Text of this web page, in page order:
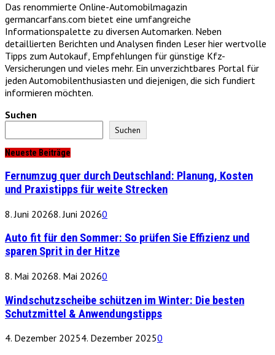
Das renommierte Online-Automobilmagazin
germancarfans.com bietet eine umfangreiche
Informationspalette zu diversen Automarken. Neben
detaillierten Berichten und Analysen finden Leser hier wertvolle
Tipps zum Autokauf, Empfehlungen für günstige Kfz-
Versicherungen und vieles mehr. Ein unverzichtbares Portal für
jeden Automobilenthusiasten und diejenigen, die sich fundiert
informieren möchten.
Suchen
Suchen
Neueste Beiträge
Fernumzug quer durch Deutschland: Planung, Kosten
und Praxistipps für weite Strecken
8. Juni 20268. Juni 20260
Auto fit für den Sommer: So prüfen Sie Effizienz und
sparen Sprit in der Hitze
8. Mai 20268. Mai 20260
Windschutzscheibe schützen im Winter: Die besten
Schutzmittel & Anwendungstipps
4. Dezember 20254. Dezember 20250